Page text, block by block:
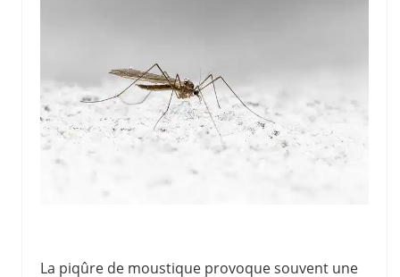
La piqûre de moustique provoque souvent une